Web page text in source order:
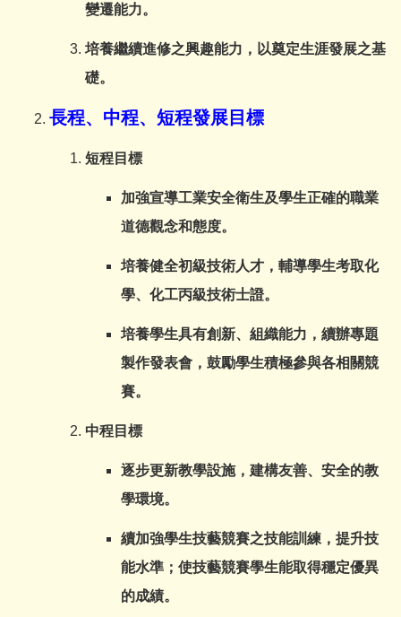
變遷能力。
培養繼續進修之興趣能力，以奠定生涯發展之基
礎。
長程、中程、短程發展目標
短程目標
加強宣導工業安全衛生及學生正確的職業
道德觀念和態度。
培養健全初級技術人才，輔導學生考取化
學、化工丙級技術士證。
培養學生具有創新、組織能力，續辦專題
製作發表會，鼓勵學生積極參與各相關競
賽。
中程目標
逐步更新教學設施，建構友善、安全的教
學環境。
續加強學生技藝競賽之技能訓練，提升技
能水準；使技藝競賽學生能取得穩定優異
的成績。